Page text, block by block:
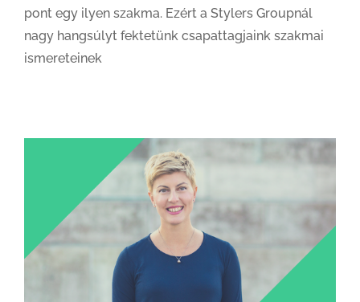
pont egy ilyen szakma. Ezért a Stylers Groupnál
nagy hangsúlyt fektetünk csapattagjaink szakmai
ismereteinek